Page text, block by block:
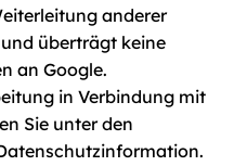
anderer
überträgt keine
an Google.
in Verbindung mit
Sie unter den